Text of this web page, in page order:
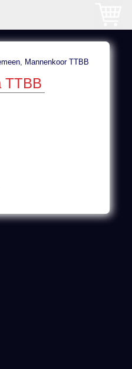
, Mannenkoor TTBB
TTBB